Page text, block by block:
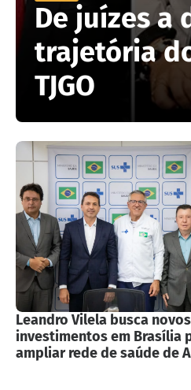
De juízes a
trajetória
TJGO
Leandro Vilela busca novos
investimentos em Brasília
ampliar rede de saúde de